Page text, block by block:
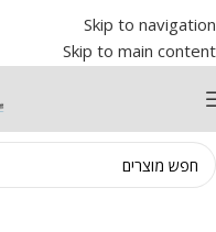
Skip to navigation
Skip to main content